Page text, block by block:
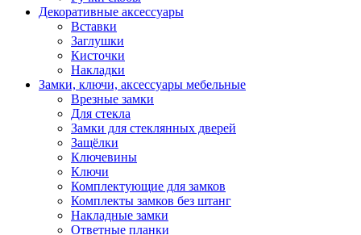
Декоративные аксессуары
Вставки
Заглушки
Кисточки
Накладки
Замки, ключи, аксессуары мебельные
Врезные замки
Для стекла
Замки для стеклянных дверей
Защёлки
Ключевины
Ключи
Комплектующие для замков
Комплекты замков без штанг
Накладные замки
Ответные планки